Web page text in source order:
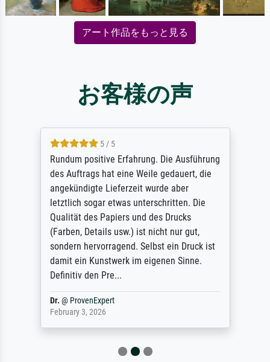
アート作品をもっと見る
お客様の声
5 / 5
Rundum positive Erfahrung. Die Ausführung
des Auftrags hat eine Weile gedauert, die
angekündigte Lieferzeit wurde aber
letztlich sogar etwas unterschritten. Die
Qualität des Papiers und des Drucks
(Farben, Details usw.) ist nicht nur gut,
sondern hervorragend. Selbst ein Druck ist
damit ein Kunstwerk im eigenen Sinne.
Definitiv den Pre...
Dr. @ ProvenExpert
February 3, 2026